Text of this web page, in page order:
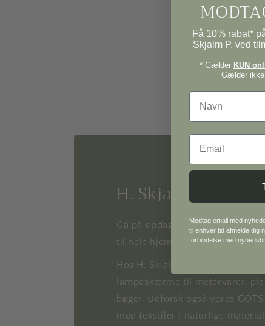
H. Skjalm P.
Gå på opdagelse i vores
til hele hjemmet.
Hos H. Skjalm P. finder du alt fra
lampeskærme til metervarer,
bøger. Udforsk også vores
med tekstiler i naturlige
Få 10% rabat*
Skjalm P. ved
* Gælder KUN
Gælder ikke
Navn
Email
Modtag email med
til enhver tid afmelde dig
forbindelse med